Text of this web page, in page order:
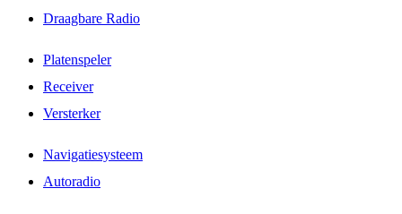
Draagbare Radio
Platenspeler
Receiver
Versterker
Navigatiesysteem
Autoradio